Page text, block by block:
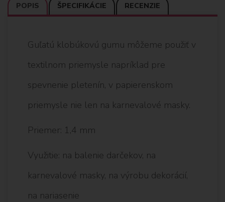
POPIS ŠPECIFIKÁCIE RECENZIE
Guľatú klobúkovú gumu môžeme použiť v
textilnom priemysle napríklad pre
spevnenie pletenín, v papierenskom
priemysle nie len na karnevalové masky.
Priemer: 1,4 mm
Využitie: na balenie darčekov, na
karnevalové masky, na výrobu dekorácií,
na nariasenie